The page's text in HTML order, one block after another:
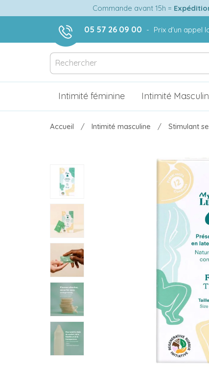
Commande avant 15h =
05 57 26 09 00 - Prix d'un appel
Intimité féminine Intimité
Accueil Intimité masculine Stimulant